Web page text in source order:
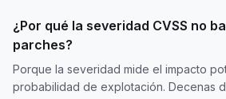
¿Por qué la severidad CVSS no
parches?
Porque la severidad mide el impacto
probabilidad de explotación. Decenas